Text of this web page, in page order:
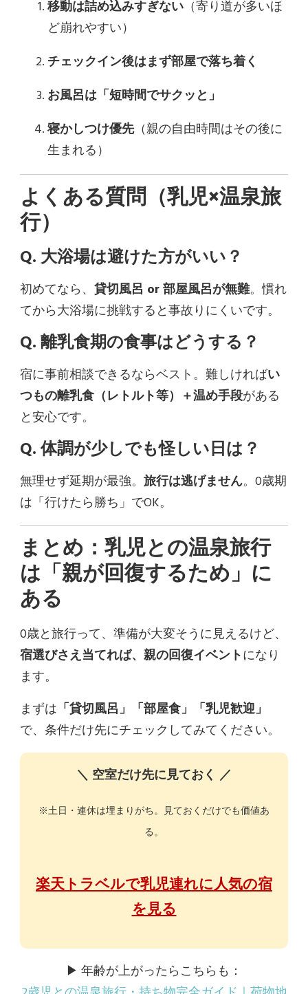
移動は詰め込みすぎない （寄り道が多いほ
ど崩れやすい）
チェックイン後はまず部屋で落ち着く
お風呂は「短時間でサクッと」
寝かしつけ優先（親の自由時間はその後に
生まれる）
よくある質問（乳児×温泉旅
行）
Q. 大浴場は避けた方がいい？
初めてなら、 貸切風呂 or 部屋風呂が無難。慣れ
てから大浴場に挑戦すると事故りにくいです。
Q. 離乳食期の食事はどうする？
宿に事前相談できるならベスト。難しければい
つもの離乳食（レトルト等）＋温め手段がある
と安心です。
Q. 体調が少しでも怪しい日は？
無理せず延期が最強。 旅行は逃げません。0歳期
は「行けたら勝ち」でOK。
まとめ：乳児との温泉旅行
は「親が回復するため」に
ある
0歳と旅行って、準備が大変そうに見えるけど、
宿選びさえ当てれば、親の回復イベントになり
ます。
まずは 「貸切風呂」「部屋食」「乳児歓迎」
で、条件だけ先にチェックしてみてください。
＼ 空室だけ先に見ておく ／
※土日・連休は埋まりがち。見ておくだけでも価値あ
る。
楽天トラベルで乳児連れに人気の宿
を見る
▶ 年齢が上がったらこちらも：